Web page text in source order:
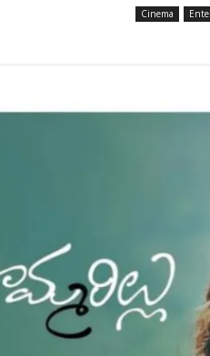
Cinema